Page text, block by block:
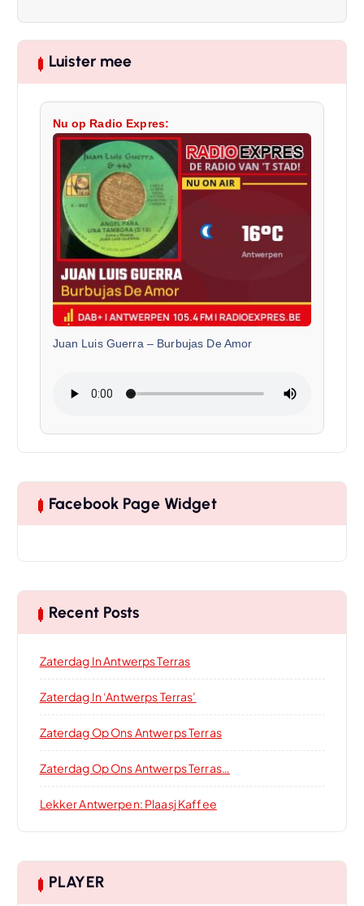
Luister mee
Nu op Radio Expres:
Juan Luis Guerra– Burbujas De Amor
Facebook Page Widget
Recent Posts
Zaterdag In Antwerps Terras
Zaterdag In ‘Antwerps Terras’
Zaterdag Op Ons Antwerps Terras
Zaterdag Op Ons Antwerps Terras…
Lekker Antwerpen: Plaasj Kaffee
PLAYER